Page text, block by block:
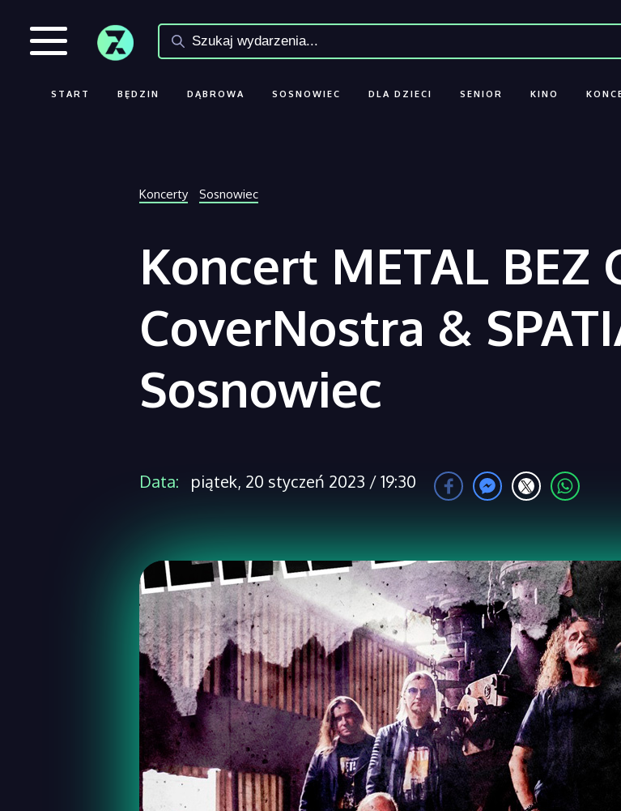
START BĘDZIN DĄBROWA SOSNOWIEC DLA DZIECI SENIOR KINO
Koncerty Sosnowiec
Koncert METAL BEZ
CoverNostra &
Sosnowiec
Data: piątek, 20 styczeń 2023 / 19:30